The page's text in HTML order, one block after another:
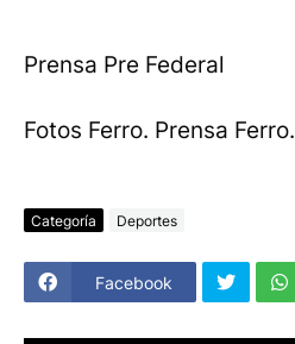
Prensa Pre Federal
Fotos Ferro. Prensa Ferro.
Categoría Deportes
Facebook